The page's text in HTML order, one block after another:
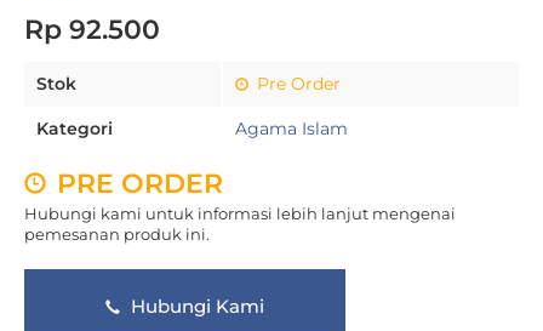
Rp 92.500
Stok Pre Order
Kategori Agama Islam
PRE ORDER
Hubungi kami untuk informasi lebih lanjut mengenai
pemesanan produk ini.
Hubungi Kami